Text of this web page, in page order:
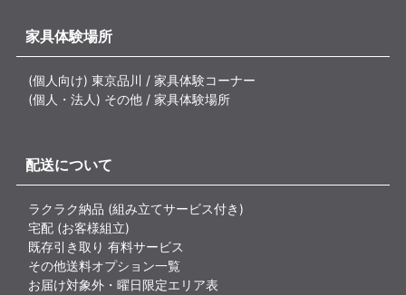
家具体験場所
(個人向け) 東京品川 / 家具体験コーナー
(個人・法人) その他 / 家具体験場所
配送について
ラクラク納品 (組み立てサービス付き)
宅配 (お客様組立)
既存引き取り 有料サービス
その他送料オプション一覧
お届け対象外・曜日限定エリア表